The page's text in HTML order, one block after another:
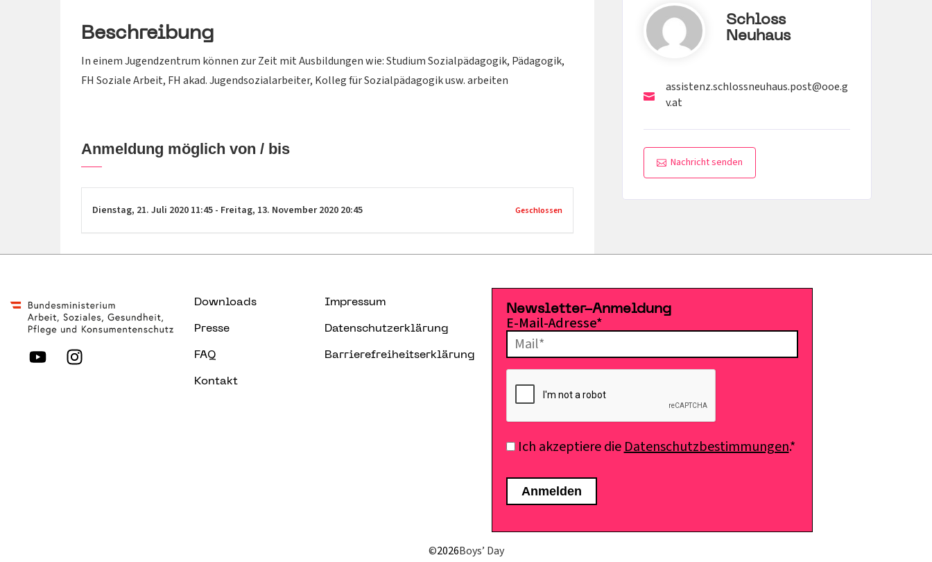
Beschreibung
In einem Jugendzentrum können zur Zeit mit Ausbildungen wie: Studium Sozialpädagogik, Pädagogik,
FH Soziale Arbeit, FH akad. Jugendsozialarbeiter, Kolleg für Sozialpädagogik usw. arbeiten
Anmeldung möglich von / bis
Dienstag, 21. Juli 2020 11:45 - Freitag, 13. November 2020 20:45 Geschlossen
Schloss
Neuhaus
assistenz.schlossneuhaus.post@ooe.g
v.at
Nachricht senden
Downloads
Presse
FAQ
Kontakt
Impressum
Datenschutzerklärung
Barrierefreiheitserklärung
Newsletter-Anmeldung
E-Mail-Adresse*
Ich akzeptiere dieDatenschutzbestimmungen.*
©2026Boys’ Day